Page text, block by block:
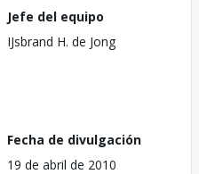
Jefe del equipo
IJsbrand H. de Jong
Fecha de divulgación
19 de abril de 2010